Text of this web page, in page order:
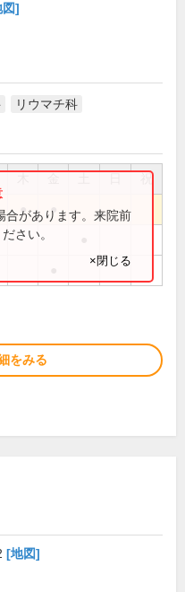
]
リウマチ科
祝
● ●
合があります。来院前
さい。
×閉じる
をみる
[地図]